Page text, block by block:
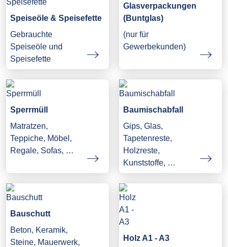
Speiseöle & Speisefette
Gebrauchte
Speiseöle und
Speisefette
Glasverpackungen
(Buntglas)
(nur für
Gewerbekunden)
Sperrmüll
Matratzen,
Teppiche, Möbel,
Regale, Sofas, …
Baumischabfall
Gips, Glas,
Tapetenreste,
Holzreste,
Kunststoffe, …
Bauschutt
Beton, Keramik,
Steine, Mauerwerk,
Holz A1 - A3